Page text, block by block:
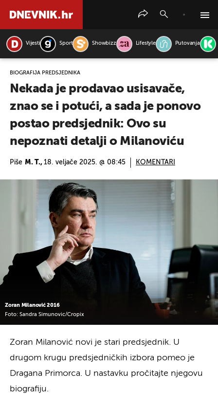
Vijesti Sport Showbizz Lifestyle Putovanja
BIOGRAFIJA PREDSJEDNIKA
Nekada je prodavao usisavače,
znao se i potući, a sada je ponovo
postao predsjednik: Ovo su
nepoznati detalji o Milanoviću
Piše M. T., 18. veljače 2025. @ 08:45 KOMENTARI
Zoran Milanović 2016
Foto: Sandra Simunovic/Cropix
Zoran Milanović novi je stari predsjednik. U
drugom krugu predsjedničkih izbora pomeo je
Dragana Primorca. U nastavku pročitajte njegovu
biografiju.
PRETRAŽITE VIJESTI